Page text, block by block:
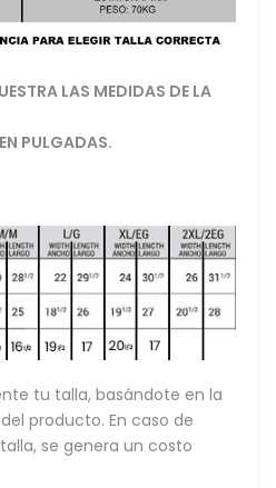
LAS MEDIDAS DE LA
PULGADAS.
tu talla, basándote en la
producto. En caso de
se genera un costo